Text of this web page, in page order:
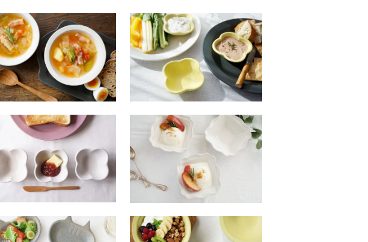
ホワイト デリボウル 丸 小
SOLDOUT
ウ２３ シトロン 花豆鉢
SOLDOUT
ホワイト 花豆鉢
SOLDOUT
白い西洋正方鉢 小
SOLDOUT
ホ６ 猫豆皿 キジトラ
カ３ シトロン デリボウル